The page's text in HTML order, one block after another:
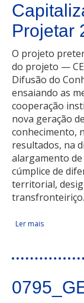
Projetar
O projeto
do projeto —
Difusão do
ensaiando as
cooperação
nova geração
conhecimento,
resultados, na
alargamento
cúmplice de
territorial,
transfronteiriço.
Ler mais acerca de